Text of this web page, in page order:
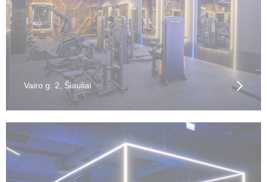
Vairo g. 2, Šiauliai